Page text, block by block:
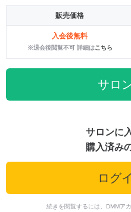
販売価格
入会後無料
※退会後閲覧不可 詳細はこちら
サロ
サロンに
購入済み
ログ
続きを閲覧するには、DMMア